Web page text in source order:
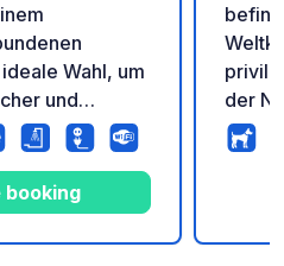
Wahl, um
und
In
Sie alles,
Bars,
Parks und
booking
der
aus